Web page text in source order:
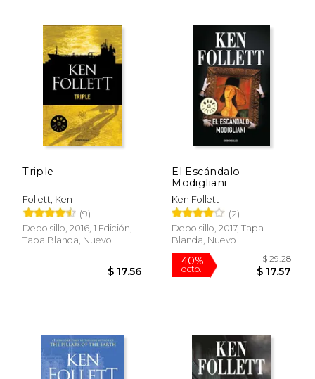
dcto. $ 14.45
15%
dcto.
Triple
Follett, Ken
(9)
Debolsillo, 2016, 1 Edición,
Tapa Blanda, Nuevo
El Escándalo
Modigliani
Ken Follett
(2)
Debolsillo, 2017, Tapa
Blanda, Nuevo